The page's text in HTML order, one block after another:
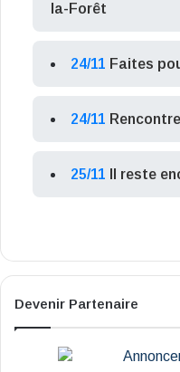
la-Forêt
24/11 Faites
24/11
25/11 Il reste
Devenir Partenaire